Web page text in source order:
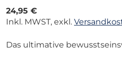
24,95 €
Inkl. MWST, exkl.
Das ultimative